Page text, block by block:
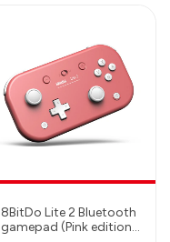
8BitDo Lite 2 Bluetooth
gamepad (Pink edition)